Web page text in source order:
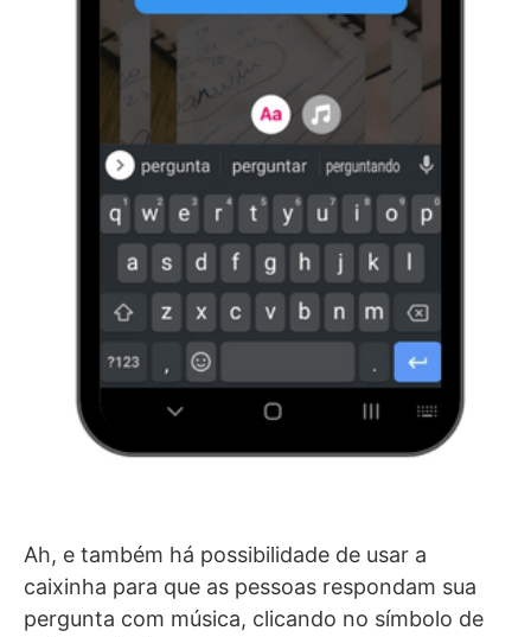
Ah, e também há possibilidade de usar a
caixinha para que as pessoas respondam sua
pergunta com música, clicando no símbolo de